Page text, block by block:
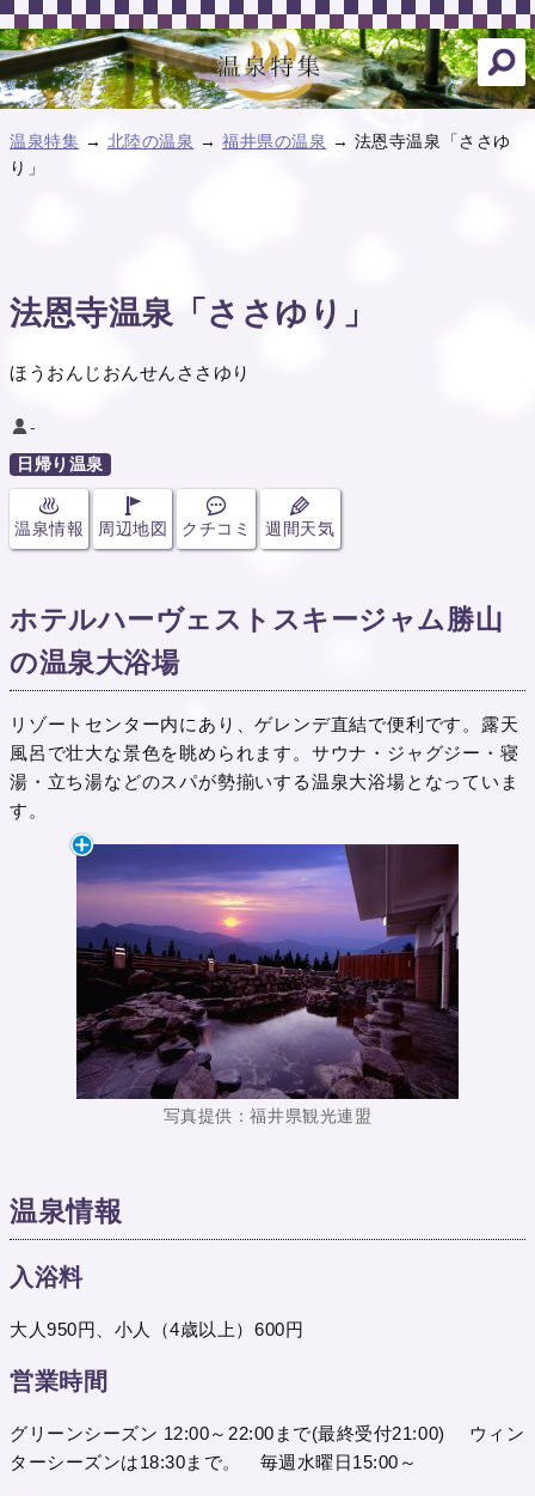
温泉特集 → 北陸の温泉 →福井県の温泉 → 法恩寺温泉「ささゆ
り」
法恩寺温泉「ささゆり」
ほうおんじおんせんささゆり
-
日帰り温泉
温泉情報 周辺地図 クチコミ 週間天気
ホテルハーヴェストスキージャム勝山
の温泉大浴場
リゾートセンター内にあり、ゲレンデ直結で便利です。露天
風呂で壮大な景色を眺められます。サウナ・ジャグジー・寝
湯・立ち湯などのスパが勢揃いする温泉大浴場となっていま
す。
写真提供：福井県観光連盟
温泉情報
入浴料
大人950円、小人（4歳以上）600円
営業時間
グリーンシーズン 12:00～22:00まで(最終受付21:00) ウィン
ターシーズンは18:30まで。 毎週水曜日15:00～